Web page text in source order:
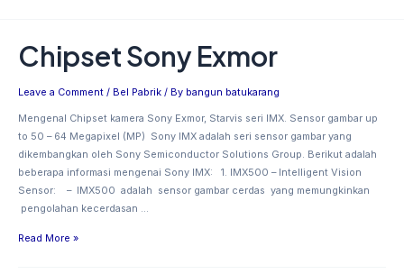
Chipset Sony Exmor
Leave a Comment / Bel Pabrik / By bangun batukarang
Mengenal Chipset kamera Sony Exmor, Starvis seri IMX. Sensor gambar up
to 50 – 64 Megapixel (MP) Sony IMX adalah seri sensor gambar yang
dikembangkan oleh Sony Semiconductor Solutions Group. Berikut adalah
beberapa informasi mengenai Sony IMX: 1. IMX500 – Intelligent Vision
Sensor: – IMX500 adalah sensor gambar cerdas yang memungkinkan
pengolahan kecerdasan …
Chipset
Sony
Read More »